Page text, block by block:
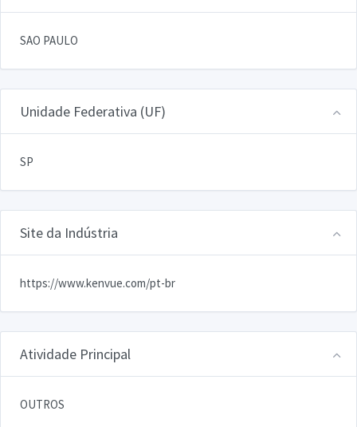
SAO PAULO
Unidade Federativa (UF)
SP
Site da Indústria
https://www.kenvue.com/pt-br
Atividade Principal
OUTROS